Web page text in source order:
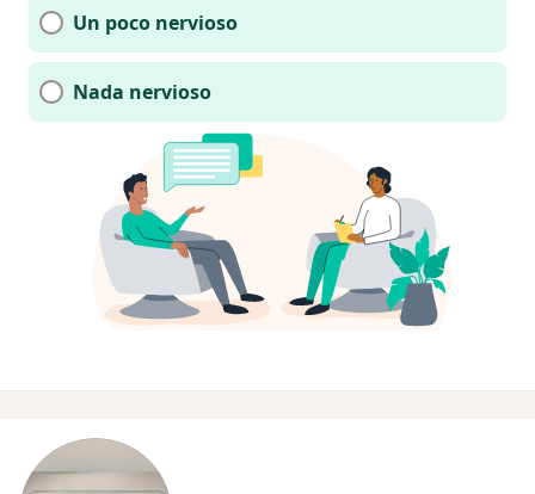
Un poco nervioso
Nada nervioso